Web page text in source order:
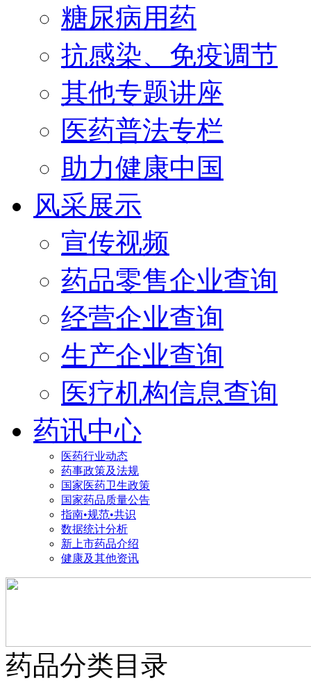
糖尿病用药
抗感染、免疫调节
其他专题讲座
医药普法专栏
助力健康中国
风采展示
宣传视频
药品零售企业查询
经营企业查询
生产企业查询
医疗机构信息查询
药讯中心
医药行业动态
药事政策及法规
国家医药卫生政策
国家药品质量公告
指南•规范•共识
数据统计分析
新上市药品介绍
健康及其他资讯
药品分类目录